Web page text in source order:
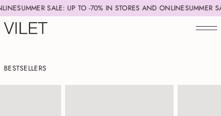
SALE: UP TO -70% IN STORES AND ONLINESUMMER SALE:
BESTSELLERS